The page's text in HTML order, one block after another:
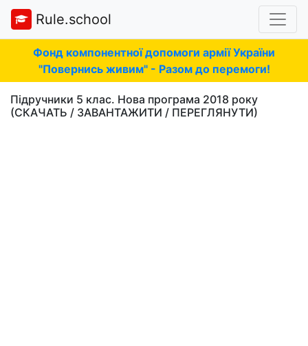
Rule.school
Фонд компонентної допомоги армії України
"Повернись живим" - Разом до перемоги!
Підручники 5 клас. Нова програма 2018 року
(СКАЧАТЬ / ЗАВАНТАЖИТИ / ПЕРЕГЛЯНУТИ)